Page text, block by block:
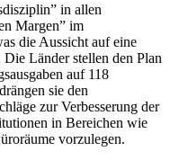
in allen
Margen” im
die Aussicht auf eine
Länder stellen den Plan
auf 118
sie den
zur Verbesserung der
in Bereichen wie
vorzulegen.